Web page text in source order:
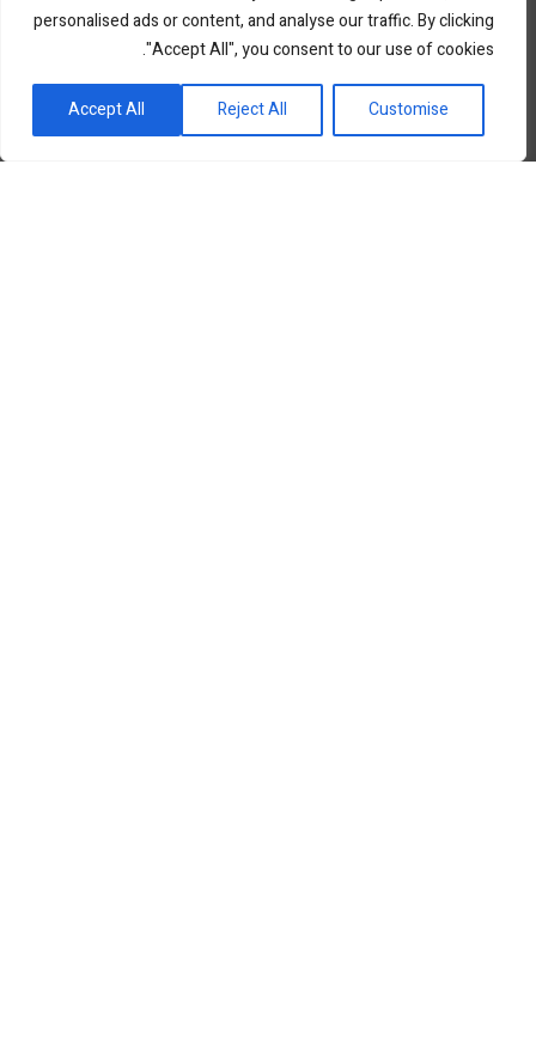
personalised ads or content, and analyse our traffic. By clicking
"Accept All", you consent to our use of cookies.
Customise
Reject All
Accept Allפורטל השקעות וחדשנות